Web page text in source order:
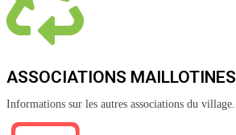
ASSOCIATIONS MAILLOTINES
Informations sur les autres associations du village.